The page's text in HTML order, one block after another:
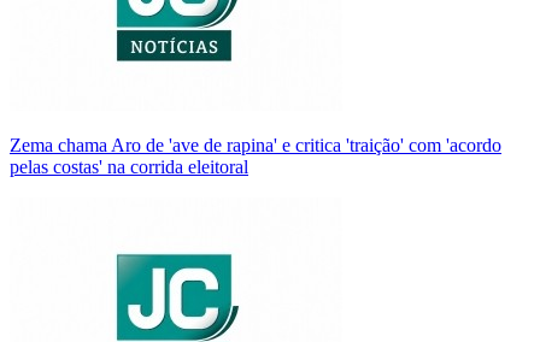
Zema chama Aro de 'ave de rapina' e critica 'traição' com 'acordo
pelas costas' na corrida eleitoral